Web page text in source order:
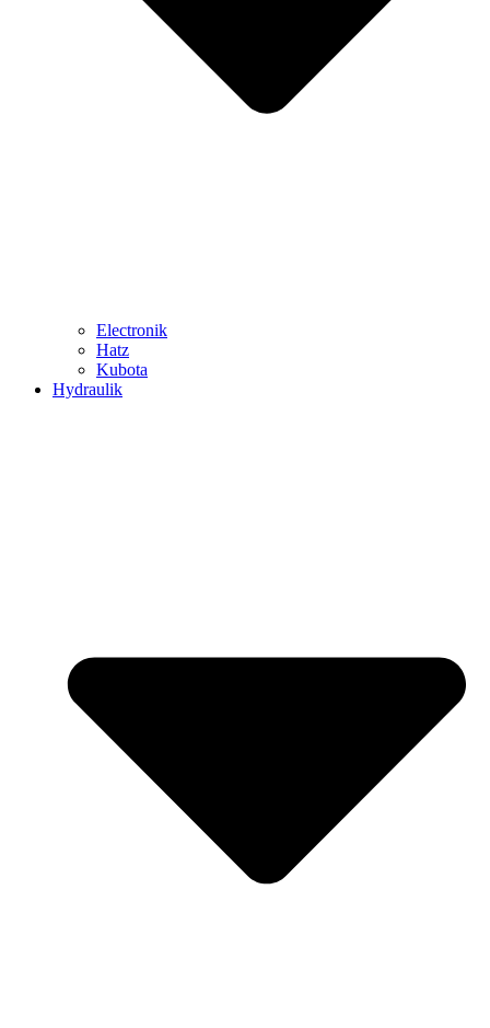
Electronik
Hatz
Kubota
Hydraulik